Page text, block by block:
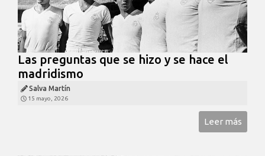
Las preguntas que se hizo y se hace el
madridismo
Salva Martín
15 mayo, 2026
Leer más